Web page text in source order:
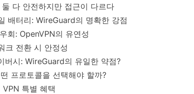
다 안전하지만 접근이 다르다
배터리: WireGuard의 명확한 강점
회: OpenVPN의 유연성
크 전환 시 안정성
버시: WireGuard의 유일한 약점?
프로토콜을 선택해야 할까?
특별 혜택